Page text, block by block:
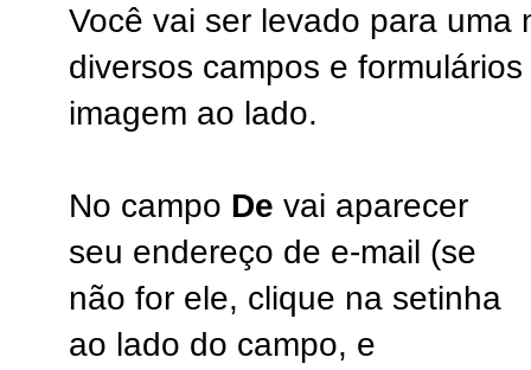
Você vai ser levado para uma
diversos campos e
imagem ao lado.
No campo De vai aparecer
seu endereço de e-mail (se
não for ele, clique na setinha
ao lado do campo, e